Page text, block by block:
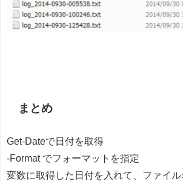
まとめ
Get-Dateで日付を取得
-Format でフォーマットを指定
変数に取得した日付を入れて、ファイル